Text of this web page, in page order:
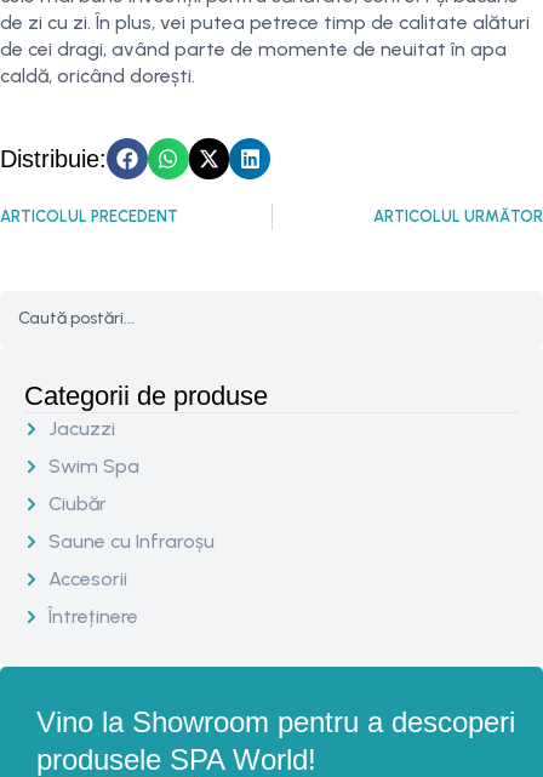
de zi cu zi. În plus, vei putea petrece timp de calitate alături
de cei dragi, având parte de momente de neuitat în apa
caldă, oricând dorești.
Distribuie:
ARTICOLUL PRECEDENT ARTICOLUL URMĂTOR
Categorii de produse
Jacuzzi
Swim Spa
Ciubăr
Saune cu Infraroșu
Accesorii
Întreținere
Vino la Showroom pentru a descoperi
produsele SPA World!